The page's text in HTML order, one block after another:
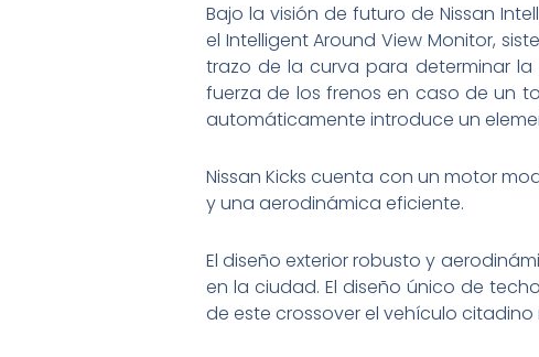
Bajo la visión de futuro de Nissan
el Intelligent Around View Monitor,
trazo de la curva para determinar la
fuerza de los frenos en caso de un
automáticamente introduce un
Nissan Kicks cuenta con un motor
y una aerodinámica eficiente.
El diseño exterior robusto y
en la ciudad. El diseño único de
de este crossover el vehículo